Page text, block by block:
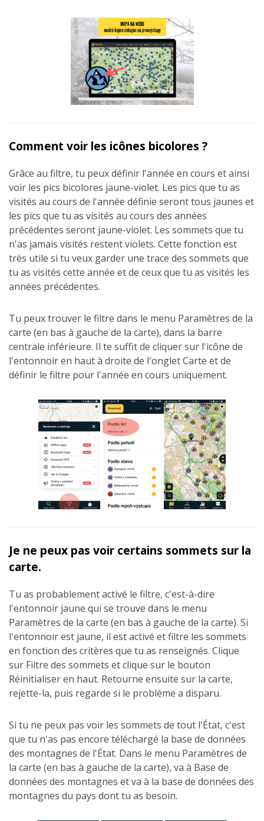
Comment voir les icônes bicolores ?
Grâce au filtre, tu peux définir l'année en cours et ainsi
voir les pics bicolores jaune-violet. Les pics que tu as
visités au cours de l'année définie seront tous jaunes et
les pics que tu as visités au cours des années
précédentes seront jaune-violet. Les sommets que tu
n'as jamais visités restent violets. Cette fonction est
très utile si tu veux garder une trace des sommets que
tu as visités cette année et de ceux que tu as visités les
années précédentes.
Tu peux trouver le filtre dans le menu Paramètres de la
carte (en bas à gauche de la carte), dans la barre
centrale inférieure. Il te suffit de cliquer sur l'icône de
l'entonnoir en haut à droite de l'onglet Carte et de
définir le filtre pour l'année en cours uniquement.
Je ne peux pas voir certains sommets sur la
carte.
Tu as probablement activé le filtre, c'est-à-dire
l'entonnoir jaune qui se trouve dans le menu
Paramètres de la carte (en bas à gauche de la carte). Si
l'entonnoir est jaune, il est activé et filtre les sommets
en fonction des critères que tu as renseignés. Clique
sur Filtre des sommets et clique sur le bouton
Réinitialiser en haut. Retourne ensuite sur la carte,
rejette-la, puis regarde si le problème a disparu.
Si tu ne peux pas voir les sommets de tout l'État, c'est
que tu n'as pas encore téléchargé la base de données
des montagnes de l'État. Dans le menu Paramètres de
la carte (en bas à gauche de la carte), va à Base de
données des montagnes et va à la base de données des
montagnes du pays dont tu as besoin.